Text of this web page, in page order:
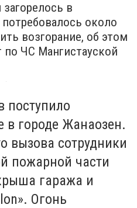
в
около
возгорание, об этом
ЧС Мангистауской
поступило
в городе Жанаозен.
вызова сотрудники
пожарной части
гаража и
Огонь